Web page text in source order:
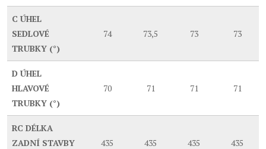
C ÚHEL
SEDLOVÉ
TRUBKY (°)
74 73,5 73 73
D ÚHEL
HLAVOVÉ
TRUBKY (°)
70 71 71 71
RC DÉLKA
ZADNÍ STAVBY
435 435 435 435